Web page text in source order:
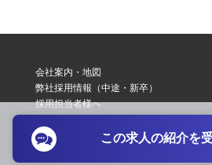
会社案内・地図
弊社採用情報（中途・新卒）
採用担当者様へ
この求人の紹介を